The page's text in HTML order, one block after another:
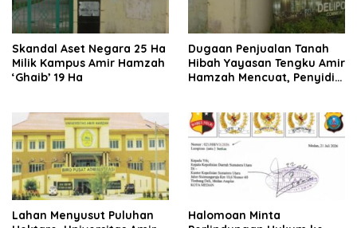
Skandal Aset Negara 25 Ha
Milik Kampus Amir Hamzah
‘Ghaib’ 19 Ha
Dugaan Penjualan Tanah
Hibah Yayasan Tengku Amir
Hamzah Mencuat, Penyidik
Lahan Menyusut Puluhan
Halomoan Minta